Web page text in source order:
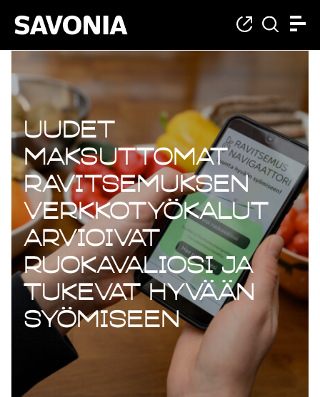
Uudet
maksuttomat
ravitsemuksen
verkkotyökalut
arvioivat
ruokavaliosi ja
tukevat hyvään
syömiseen